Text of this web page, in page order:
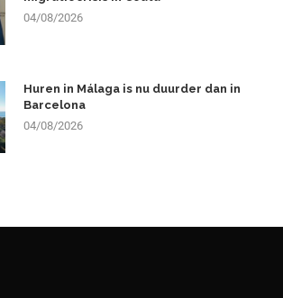
04/08/2026
Huren in Málaga is nu duurder dan in
Barcelona
04/08/2026